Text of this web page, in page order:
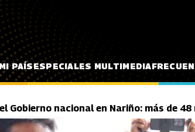
PAÍSESPECIALES MULTIMEDIA
Gobierno nacional en Nariño: más de